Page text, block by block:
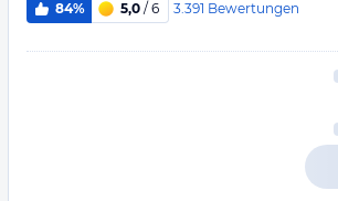
84% 5,0 / 6 3.391 Bewertungen